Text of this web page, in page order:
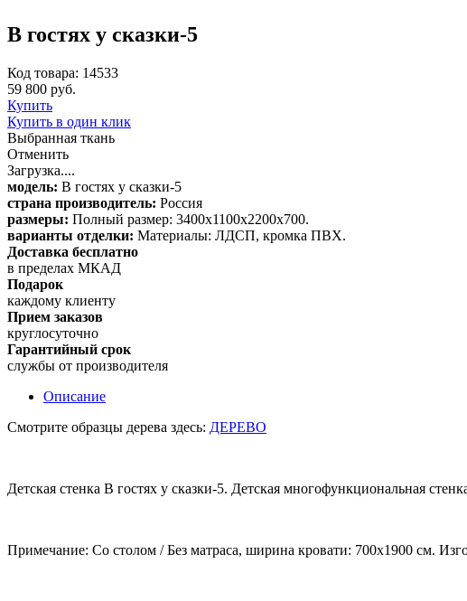
В гостях у сказки-5
Код товара: 14533
59 800 руб.
Купить
Купить в один клик
Выбранная ткань
Отменить
Загрузка....
модель: В гостях у сказки-5
страна производитель: Россия
размеры: Полный размер: 3400x1100x2200x700.
варианты отделки: Материалы: ЛДСП, кромка ПВХ.
Доставка бесплатно
в пределах МКАД
Подарок
каждому клиенту
Прием заказов
круглосуточно
Гарантийный срок
службы от производителя
Описание
Смотрите образцы дерева здесь: ДЕРЕВО
Детская стенка В гостях у сказки-5. Детская многофункциональная
Примечание: Со столом / Без матраса, ширина кровати: 700х1900 см.